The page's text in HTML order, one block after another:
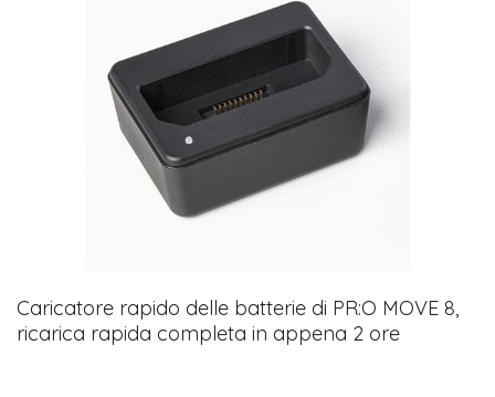
Caricatore rapido delle batterie di PR:O MOVE 8,
ricarica rapida completa in appena 2 ore